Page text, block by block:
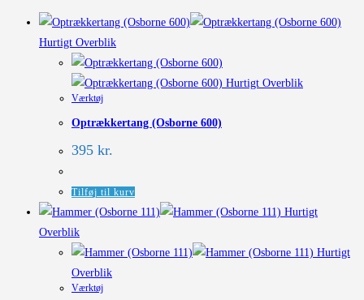
Hurtigt Overblik
Hurtigt Overblik
Værktøj
Optrækkertang (Osborne 600)
395 kr.
Tilføj til kurv
Hurtigt
Overblik
Hurtigt
Overblik
Værktøj